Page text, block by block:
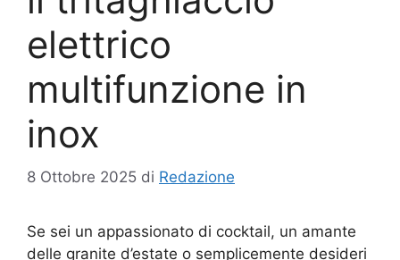
elettrico
multifunzione in
inox
8 Ottobre 2025 di Redazione
Se sei un appassionato di cocktail, un amante
delle granite d’estate o semplicemente desideri